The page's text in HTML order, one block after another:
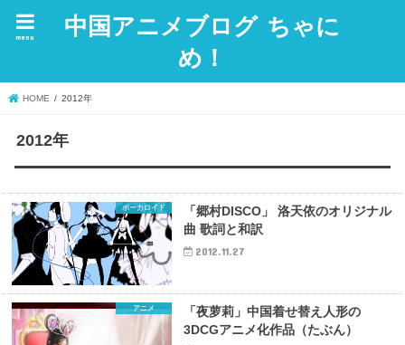
中国アニメブログ ちゃに
め！
menu
HOME 2012年
2012年
ボーカロイド
「郷村DISCO」 洛天依のオリジナル
曲 歌詞と和訳
2012.11.27
アニメ
「夜萝莉」中国着せ替え人形の
3DCGアニメ化作品（たぶん）